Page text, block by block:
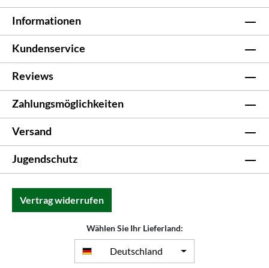
Informationen
Kundenservice
Reviews
Zahlungsmöglichkeiten
Versand
Jugendschutz
Vertrag widerrufen
Wählen Sie Ihr Lieferland:
Deutschland